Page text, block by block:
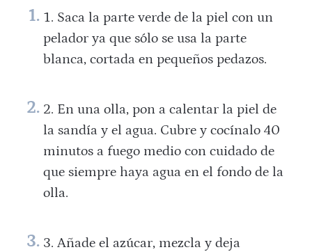
Saca la parte verde de la piel con un
pelador ya que sólo se usa la parte
blanca, cortada en pequeños pedazos.
En una olla, pon a calentar la piel de
la sandía y el agua. Cubre y cocínalo 40
minutos a fuego medio con cuidado de
que siempre haya agua en el fondo de la
olla.
Añade el azúcar, mezcla y deja